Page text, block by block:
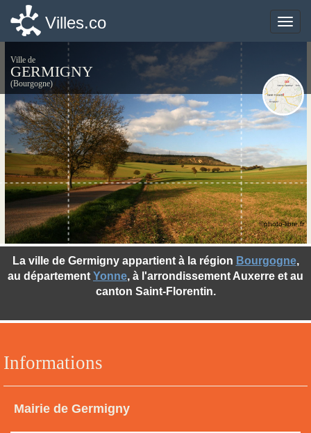
Toggle
Villes.co
Ville de
GERMIGNY
(Bourgogne)
Informations
Mairie de Germigny
La ville de Germigny appartient à la région Bourgogne,
au département Yonne, à l'arrondissement Auxerre et au
canton Saint-Florentin.
©photo-libre.fr
Toggle
Villes.co